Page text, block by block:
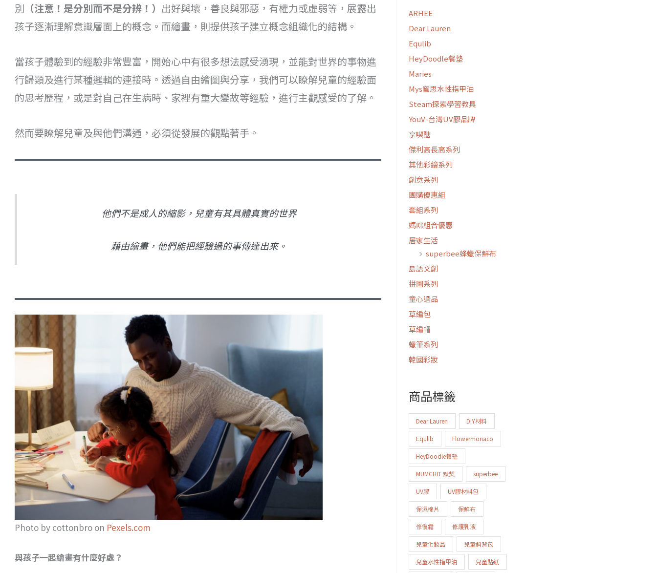
別 （注意！是分別而不是分辨！） 出好與壞，善良與邪惡，有權力或虛弱等，展露出
孩子逐漸理解意識層面上的概念。而繪畫，則提供孩子建立概念組織化的結構。
當孩子體驗到的經驗非常豐富，開始心中有很多想法感受湧現，並能對世界的事物進
行歸類及進行某種邏輯的連接時。透過自由繪圖與分享，我們可以瞭解兒童的經驗面
的思考歷程，或是對自己在生病時、家裡有重大變故等經驗，進行主觀感受的了解。
然而要瞭解兒童及與他們溝通，必須從發展的觀點著手。
他們不是成人的縮影，兒童有其具體真實的世界
藉由繪畫，他們能把經驗過的事傳達出來。
Photo by cottonbro on Pexels.com
與孩子一起繪畫有什麼好處？
ARHEE
Dear Lauren
Equlib
HeyDoodle餐墊
Maries
Mys蜜思水性指甲油
Steam探索學習教具
YouV-台灣UV膠品牌
享喫醣
傑利高長高系列
其他彩繪系列
創意系列
團購優惠組
套組系列
媽咪組合優惠
居家生活
superbee蜂蠟保鮮布
島語文創
拼圖系列
童心選品
草編包
草編帽
蠟筆系列
韓國彩妝
商品標籤
Dear Lauren DIY材料
Equlib Flowermonaco
HeyDoodle餐墊
MUMCHIT 默契 superbee
UV膠 UV膠材料包
保濕棉片 保鮮布
修復霜 修護乳液
兒童化妝品 兒童斜背包
兒童水性指甲油 兒童貼紙